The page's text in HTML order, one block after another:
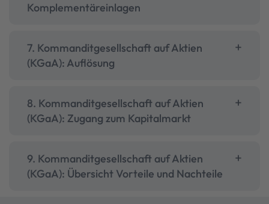
Komplementäreinlagen
7. Kommanditgesellschaft auf Aktien
(KGaA): Auflösung
8. Kommanditgesellschaft auf Aktien
(KGaA): Zugang zum Kapitalmarkt
9. Kommanditgesellschaft auf Aktien
(KGaA): Übersicht Vorteile und Nachteile